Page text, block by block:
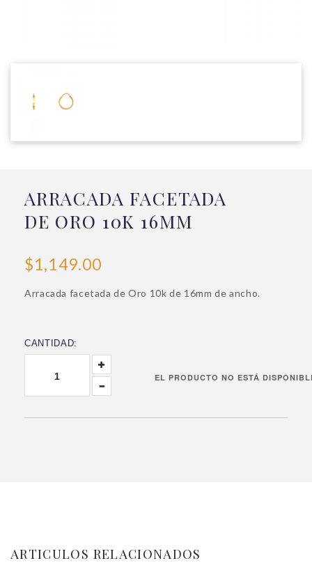
ARRACADA FACETADA
DE ORO 10K 16MM
$1,149.00
Arracada facetada de Oro 10k de 16mm de ancho.
CANTIDAD:
ARTICULOS RELACIONADOS